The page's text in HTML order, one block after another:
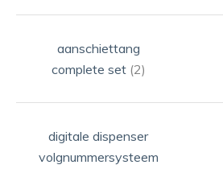
aanschiettang
complete set (2)
digitale dispenser
volgnummersysteem